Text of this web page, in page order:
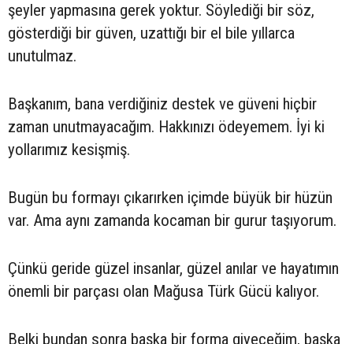
şeyler yapmasına gerek yoktur. Söylediği bir söz,
gösterdiği bir güven, uzattığı bir el bile yıllarca
unutulmaz.
Başkanım, bana verdiğiniz destek ve güveni hiçbir
zaman unutmayacağım. Hakkınızı ödeyemem. İyi ki
yollarımız kesişmiş.
Bugün bu formayı çıkarırken içimde büyük bir hüzün
var. Ama aynı zamanda kocaman bir gurur taşıyorum.
Çünkü geride güzel insanlar, güzel anılar ve hayatımın
önemli bir parçası olan Mağusa Türk Gücü kalıyor.
Belki bundan sonra başka bir forma giyeceğim, başka